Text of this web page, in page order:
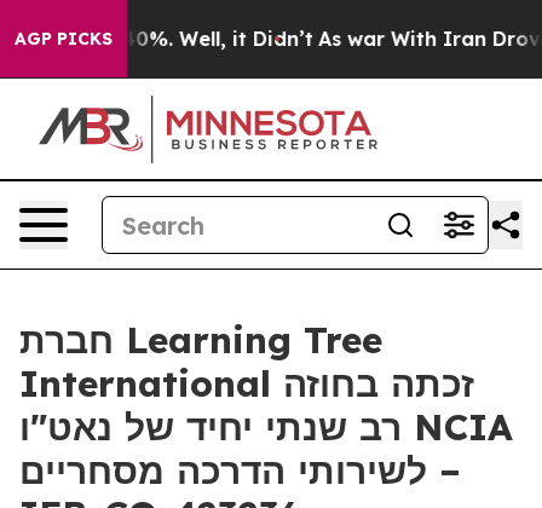
AGP PICKS40%. Well, it Didn’t As war With Iran Drove
חברת Learning Tree
International זכתה בחוזה
רב שנתי יחיד של נאט"ו NCIA
לשירותי הדרכה מסחריים –